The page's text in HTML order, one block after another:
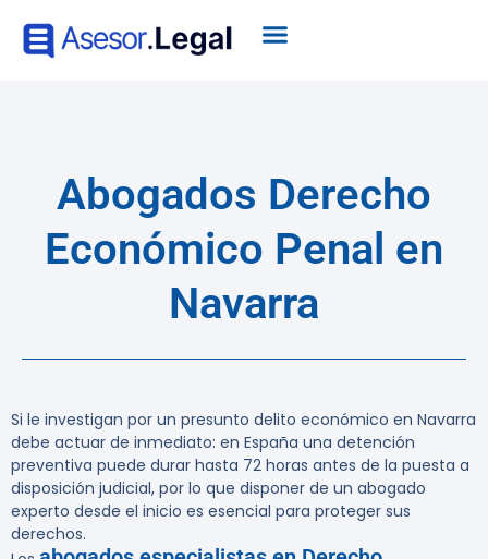
Abogados Derecho
Económico Penal en
Navarra
Si le investigan por un presunto delito económico en Navarra
debe actuar de inmediato: en España una detención
preventiva puede durar hasta 72 horas antes de la puesta a
disposición judicial, por lo que disponer de un abogado
experto desde el inicio es esencial para proteger sus
derechos.